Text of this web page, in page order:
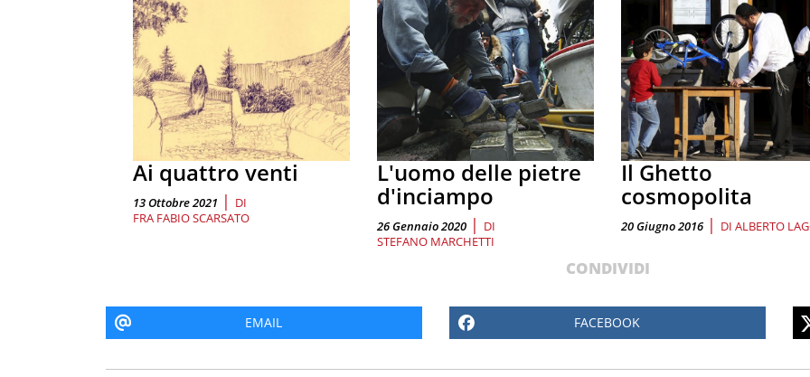
Ai quattro venti
13 Ottobre 2021 | DI
FRA FABIO SCARSATO
L'uomo delle pietre
d'inciampo
26 Gennaio 2020 | DI
STEFANO MARCHETTI
Il Ghetto
cosmopolita
20 Giugno 2016 | DI ALBERTO
CONDIVIDI
EMAIL FACEBOOK